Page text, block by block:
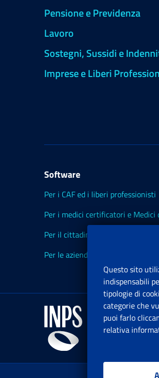
Pensione e Previdenza
Lavoro
Sostegni, Sussidi e
Imprese e Liberi
Software
Per i CAF ed i liberi professionisti
Per i medici certificatori e Medici
Per il cittadino
Per le aziende ed i Consulenti
Questo sito
indispensabili
tipologie di
categorie che
puoi farlo
relativa